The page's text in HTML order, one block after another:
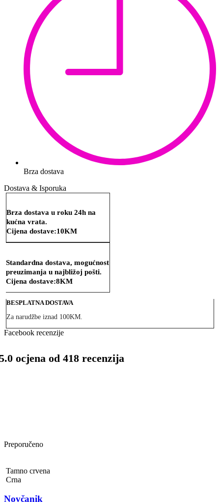
Brza dostava
Dostava & Isporuka
Brza dostava u roku 24h na
kućna vrata.
Cijena dostave:10KM
Standardna dostava, mogućnost
preuzimanja u najbližoj pošti.
Cijena dostave:8KM
BESPLATNA DOSTAVA
Za narudžbe iznad 100KM.
Facebook recenzije
ocjena od 418 recenzija
Preporučeno
Tamno crvena
Crna
Novčanik